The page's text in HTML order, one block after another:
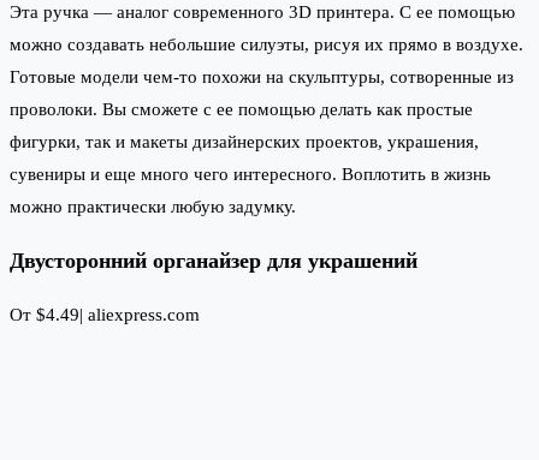
Эта ручка — аналог современного 3D принтера. С ее помощью
можно создавать небольшие силуэты, рисуя их прямо в воздухе.
Готовые модели чем-то похожи на скульптуры, сотворенные из
проволоки. Вы сможете с ее помощью делать как простые
фигурки, так и макеты дизайнерских проектов, украшения,
сувениры и еще много чего интересного. Воплотить в жизнь
можно практически любую задумку.
Двусторонний органайзер для украшений
От $4.49| aliexpress.com